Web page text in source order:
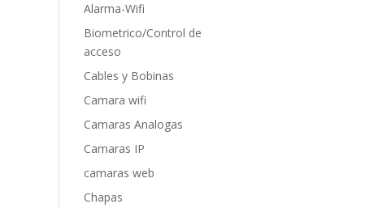
Alarma-Wifi
Biometrico/Control de
acceso
Cables y Bobinas
Camara wifi
Camaras Analogas
Camaras IP
camaras web
Chapas